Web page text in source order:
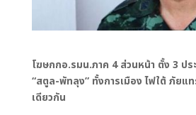
โฆษกกอ.รมน.ภาค 4 ส่วนหน้า ตั้ง 3 ปร
“สตูล-พัทลุง” ทั้งการเมือง ไฟใต้ ภัยแ
เดียวกัน